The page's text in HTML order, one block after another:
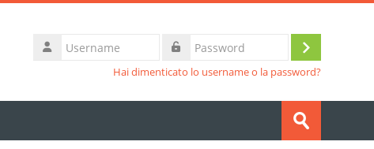
Username
Login
Hai dimenticato lo username o la password?
Invia